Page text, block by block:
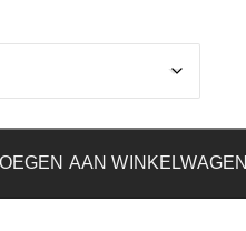
AAN WINKELWAGEN